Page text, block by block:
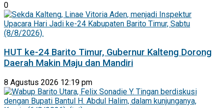
0
HUT ke-24 Barito Timur, Gubernur Kalteng Dorong
Daerah Makin Maju dan Mandiri
8 Agustus 2026 12:19 pm